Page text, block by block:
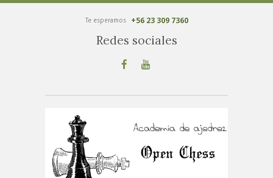
Te esperamos +56 23 309 7360
Redes sociales